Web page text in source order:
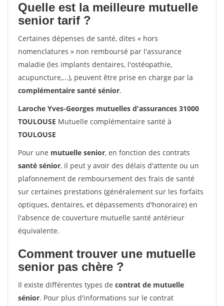
Quelle est la meilleure mutuelle
senior tarif ?
Certaines dépenses de santé, dites « hors
nomenclatures » non remboursé par l'assurance
maladie (les implants dentaires, l'ostéopathie,
acupuncture,...), peuvent être prise en charge par la
complémentaire santé sénior.
Laroche Yves-Georges mutuelles d'assurances 31000
TOULOUSE Mutuelle complémentaire santé à
TOULOUSE
Pour une mutuelle senior, en fonction des contrats
santé sénior, il peut y avoir des délais d'attente ou un
plafonnement de remboursement des frais de santé
sur certaines prestations (généralement sur les forfaits
optiques, dentaires, et dépassements d'honoraire) en
l'absence de couverture mutuelle santé antérieur
équivalente.
Comment trouver une mutuelle
senior pas chère ?
Il existe différentes types de contrat de mutuelle
sénior. Pour plus d'informations sur le contrat